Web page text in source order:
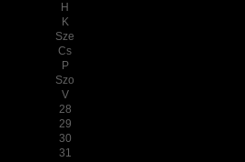
H
K
Sze
Cs
P
Szo
V
28
29
30
31